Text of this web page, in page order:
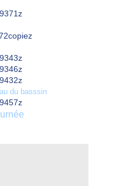
du basssin